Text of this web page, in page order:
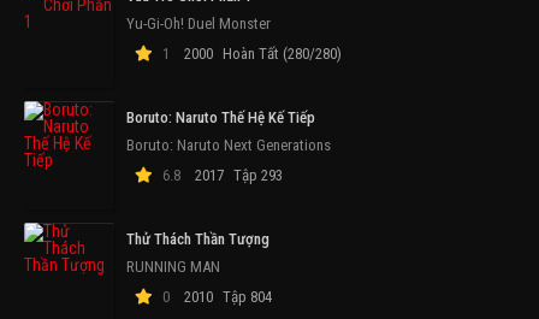
Yu-Gi-Oh! Duel Monster
1
2000 Hoàn Tất (280/280)
Boruto: Naruto Thế Hệ Kế Tiếp
Boruto: Naruto Next Generations
6.8
2017 Tập 293
Thử Thách Thần Tượng
RUNNING MAN
0
2010 Tập 804